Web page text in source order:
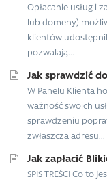
Opłacanie usług i
lub domeny)
klientów
pozwalają...
Jak sprawdzić
W Panelu Klienta
ważność swoich
sprawdzeniu
zwłaszcza adresu...
Jak zapłacić
SPIS TREŚCI Co to